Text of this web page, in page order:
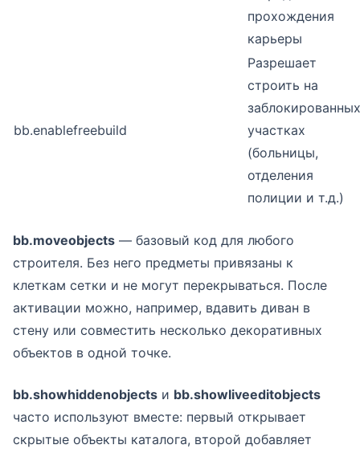
прохождения
карьеры
bb.enablefreebuild
Разрешает
строить на
заблокированных
участках
(больницы,
отделения
полиции и т.д.)
bb.moveobjects — базовый код для любого
строителя. Без него предметы привязаны к
клеткам сетки и не могут перекрываться. После
активации можно, например, вдавить диван в
стену или совместить несколько декоративных
объектов в одной точке.
bb.showhiddenobjects и bb.showliveeditobjects
часто используют вместе: первый открывает
скрытые объекты каталога, второй добавляет